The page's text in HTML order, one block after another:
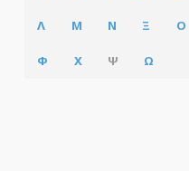
Λ Μ Ν Ξ Ο
Φ Χ Ψ Ω